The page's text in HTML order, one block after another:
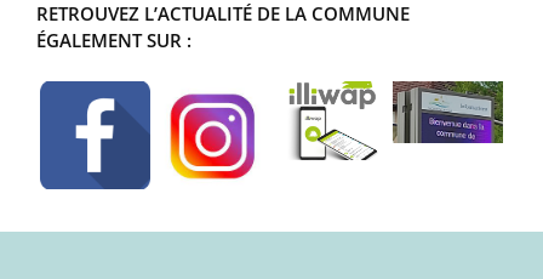
RETROUVEZ L’ACTUALITÉ DE LA COMMUNE
ÉGALEMENT SUR :